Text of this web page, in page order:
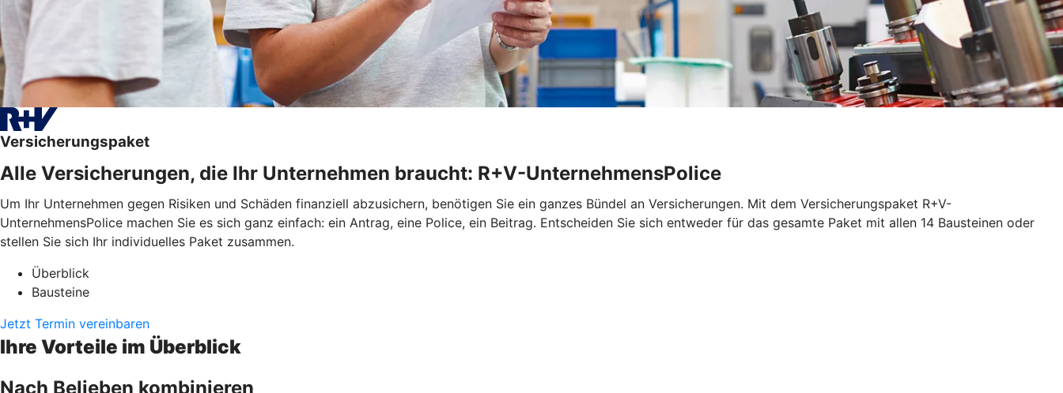
Versicherungspaket
Alle Versicherungen, die Ihr Unternehmen braucht: R+V-UnternehmensPolice
Um Ihr Unternehmen gegen Risiken und Schäden finanziell abzusichern, benötigen Sie ein ganzes Bündel an Versicherungen. Mit dem Versicherungspaket R+V-
UnternehmensPolice machen Sie es sich ganz einfach: ein Antrag, eine Police, ein Beitrag. Entscheiden Sie sich entweder für das gesamte Paket mit allen 14 Bausteinen oder
stellen Sie sich Ihr individuelles Paket zusammen.
Überblick
Bausteine
Jetzt Termin vereinbaren
Ihre Vorteile im Überblick
Nach Belieben kombinieren